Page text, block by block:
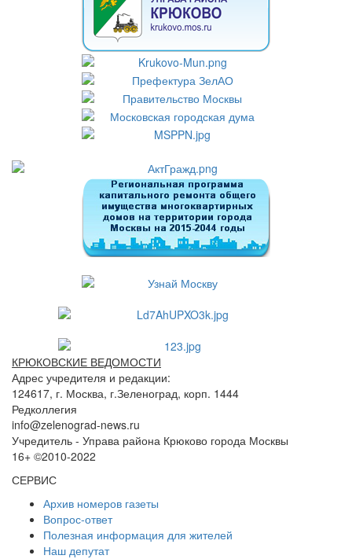
КРЮКОВСКИЕ ВЕДОМОСТИ
Адрес учредителя и редакции:
124617, г. Москва, г.Зеленоград, корп. 1444
Редколлегия
info@zelenograd-news.ru
Учредитель - Управа района Крюково города Москвы
16+ ©2010-2022
СЕРВИС
Архив номеров газеты
Вопрос-ответ
Полезная информация для жителей
Наш депутат